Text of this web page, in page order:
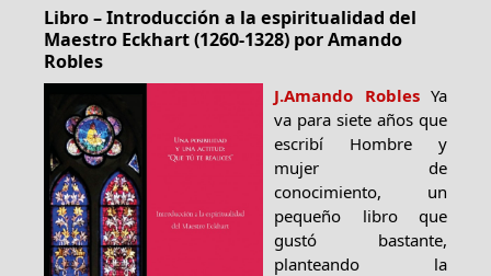
Libro – Introducción a la espiritualidad del
Maestro Eckhart (1260-1328) por Amando
Robles
J.Amando RoblesYa
va para siete años que
escribí Hombre y
mujer de
conocimiento, un
pequeño libro que
gustó bastante,
planteando la